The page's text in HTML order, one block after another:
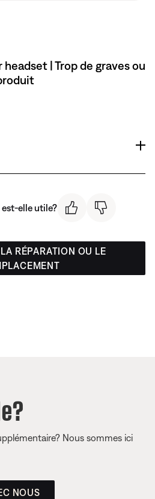
| Trop de graves ou
elle utile?
RÉPARATION OU LE
Nous sommes ici
NOUS